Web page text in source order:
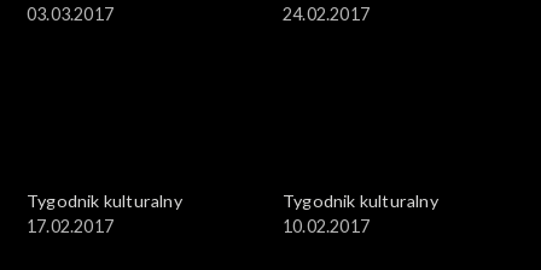
03.03.2017
24.02.2017
Tygodnik kulturalny
17.02.2017
Tygodnik kulturalny
10.02.2017